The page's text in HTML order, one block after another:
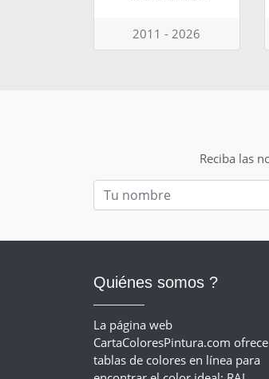
2011 - 2026
Reciba las
Nom
Quiénes somos ?
La página web
CartaColoresPintura.com ofrece
tablas de colores en línea para